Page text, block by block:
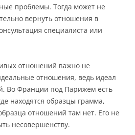
проблемы. Тогда может не
вернуть отношения в
специалиста или
отношений важно не
отношения, ведь идеал
Во Франции под Парижем есть
находятся образцы грамма,
отношений там нет. Его не
несовершенству.